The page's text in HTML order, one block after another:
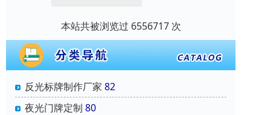
本站共被浏览过 6556717 次
反光标牌制作厂家 82
夜光门牌定制 80